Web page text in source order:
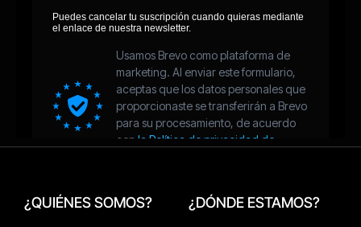
¿QUIÉNES SOMOS? ¿DÓNDE ESTAMOS?